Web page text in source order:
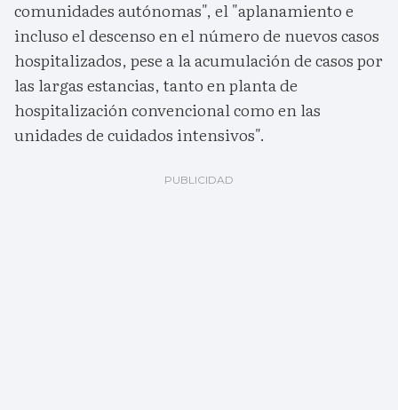
comunidades autónomas", el "aplanamiento e
incluso el descenso en el número de nuevos casos
hospitalizados, pese a la acumulación de casos por
las largas estancias, tanto en planta de
hospitalización convencional como en las
unidades de cuidados intensivos".